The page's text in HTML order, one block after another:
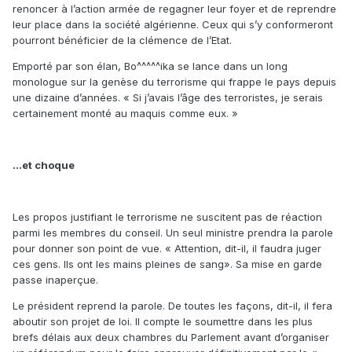
renoncer à l’action armée de regagner leur foyer et de reprendre
leur place dans la société algérienne. Ceux qui s’y conformeront
pourront bénéficier de la clémence de l’Etat.
Emporté par son élan, Bo^^^^^ika se lance dans un long
monologue sur la genèse du terrorisme qui frappe le pays depuis
une dizaine d’années. « Si j’avais l’âge des terroristes, je serais
certainement monté au maquis comme eux. »
...et choque
Les propos justifiant le terrorisme ne suscitent pas de réaction
parmi les membres du conseil. Un seul ministre prendra la parole
pour donner son point de vue. « Attention, dit-il, il faudra juger
ces gens. Ils ont les mains pleines de sang». Sa mise en garde
passe inaperçue.
Le président reprend la parole. De toutes les façons, dit-il, il fera
aboutir son projet de loi. Il compte le soumettre dans les plus
brefs délais aux deux chambres du Parlement avant d’organiser